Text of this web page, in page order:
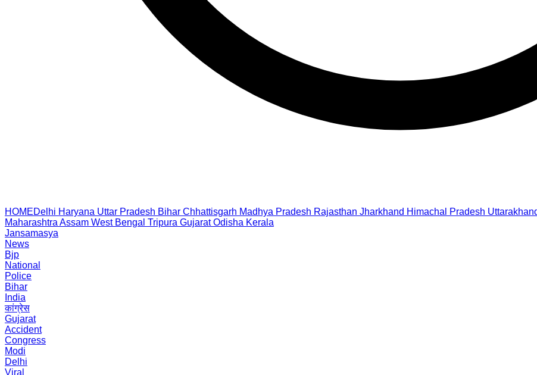
HOMEDelhi Haryana Uttar Pradesh Bihar Chhattisgarh Madhya Pradesh Rajasthan Jharkhand Himachal Pradesh
Maharashtra Assam West Bengal Tripura Gujarat Odisha Kerala
Jansamasya
News
Bjp
National
Police
Bihar
India
कांग्रेस
Gujarat
Accident
Congress
Modi
Delhi
Viral